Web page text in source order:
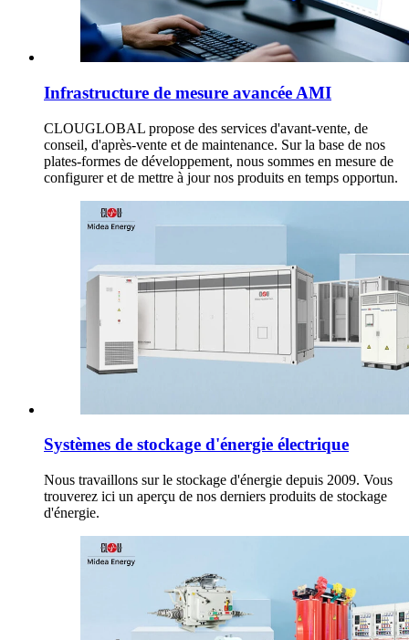
Infrastructure de mesure avancée AMI
CLOUGLOBAL propose des services d'avant-vente, de
conseil, d'après-vente et de maintenance. Sur la base de nos
plates-formes de développement, nous sommes en mesure de
configurer et de mettre à jour nos produits en temps opportun.
Systèmes de stockage d'énergie électrique
Nous travaillons sur le stockage d'énergie depuis 2009. Vous
trouverez ici un aperçu de nos derniers produits de stockage
d'énergie.